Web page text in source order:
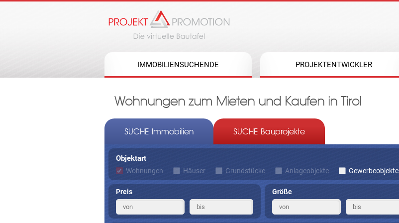
IMMOBILIENSUCHENDE PROJEKTENTWICKLER
Wohnungen zum Mieten und Kaufen in Tirol
SUCHE Immobilien SUCHE Bauprojekte
Objektart
Wohnungen Häuser Grundstücke Anlageobjekte Gewerbeobjekte
Preis Größe